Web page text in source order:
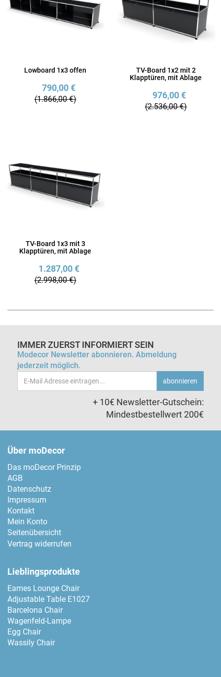
Lowboard 1x3 offen
790,00 €
(1.866,00 €)
TV-Board 1x2 mit 2
Klapptüren, mit Ablage
976,00 €
(2.536,00 €)
TV-Board 1x3 mit 3
Klapptüren, mit Ablage
1.287,00 €
(2.998,00 €)
IMMER ZUERST INFORMIERT SEIN
Modecor Newsletter abonnieren. Abmeldung
jederzeit möglich.
Email-
Adresse
abonnieren
+ 10€ Newsletter-Gutschein:
Mindestbestellwert 200€
Über moDecor
Das moDecor Prinzip
AGB
Datenschutz
Impressum
Kontakt
Mein Konto
Seitenübersicht
Vertrag widerrufen
Lieblingsprodukte
Eames Lounge Chair
Adjustable Table E1027
Barcelona Chair
Wagenfeld-Lampe
Egg Chair
Wassily Chair